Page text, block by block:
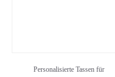
Personalisierte Tassen für